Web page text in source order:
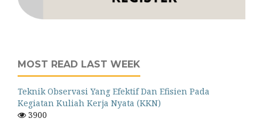
MOST READ LAST WEEK
Teknik Observasi Yang Efektif Dan Efisien Pada
Kegiatan Kuliah Kerja Nyata (KKN)
3900